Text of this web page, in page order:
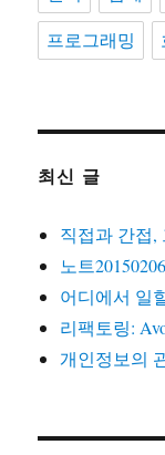
프로그래밍
최신 글
직접과 간접,
노트
어디에서 일
리팩토링:
개인정보의